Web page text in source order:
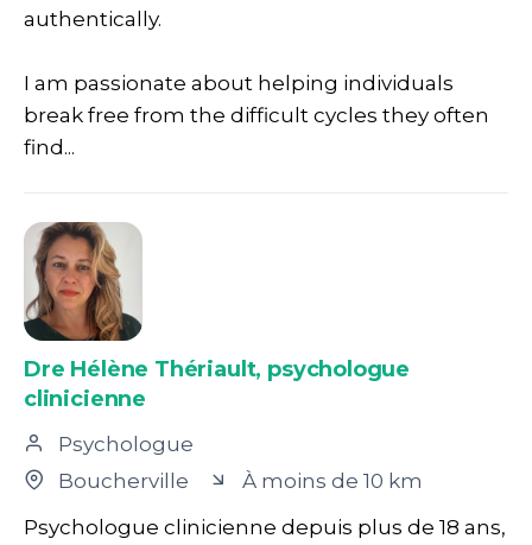
authentically.
I am passionate about helping individuals
break free from the difficult cycles they often
find...
Dre Hélène Thériault, psychologue
clinicienne
Psychologue
Boucherville
À moins de 10 km
Psychologue clinicienne depuis plus de 18 ans,